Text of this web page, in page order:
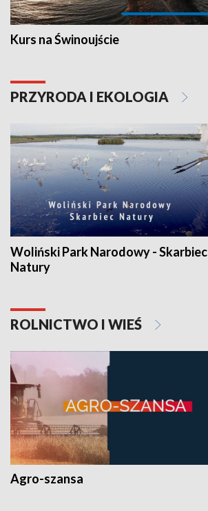
Kurs na Świnoujście
PRZYRODA I EKOLOGIA
Woliński Park Narodowy - Skarbiec
Natury
ROLNICTWO I WIEŚ
Agro-szansa